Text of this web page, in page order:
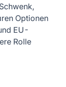
Optionen
EU-
Rolle